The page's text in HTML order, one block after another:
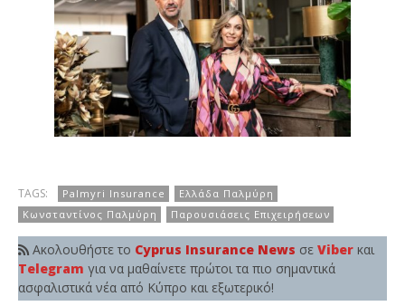
TAGS: Palmyri Insurance
Ελλάδα Παλμύρη
Κωνσταντίνος Παλμύρη
Παρουσιάσεις Επιχειρήσεων
Ακολουθήστε το Cyprus Insurance News σε Viber και
Telegram για να μαθαίνετε πρώτοι τα πιο σημαντικά
ασφαλιστικά νέα από Κύπρο και εξωτερικό!